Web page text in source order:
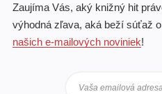
Zaujíma Vás, aký knižný hit
výhodná zľava, aká beží súťaž
našich e-mailových noviniek!
Vaša emailová adresa